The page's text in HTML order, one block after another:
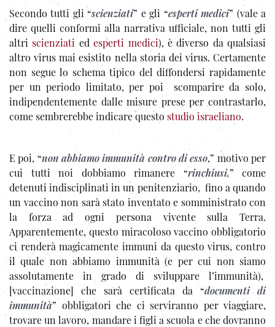
Secondo tutti gli “scienziati” e gli “esperti medici” (vale a
dire quelli conformi alla narrativa ufficiale, non tutti gli
altri scienziati edesperti medici), è diverso da qualsiasi
altro virus mai esistito nella storia dei virus. Certamente
non segue lo schema tipico del diffondersi rapidamente
per un periodo limitato, per poi scomparire da solo,
indipendentemente dalle misure prese per contrastarlo,
come sembrerebbe indicare questo studio israeliano.
E poi, “non abbiamo immunità contro di esso,” motivo per
cui tutti noi dobbiamo rimanere “rinchiusi,” come
detenuti indisciplinati in un penitenziario, fino a quando
un vaccino non sarà stato inventato e somministrato con
la forza ad ogni persona vivente sulla Terra.
Apparentemente, questo miracoloso vaccino obbligatorio
ci renderà magicamente immuni da questo virus, contro
il quale non abbiamo immunità (e per cui non siamo
assolutamente in grado di sviluppare l’immunità),
[vaccinazione] che sarà certificata da “documenti di
immunità” obbligatori che ci serviranno per viaggiare,
trovare un lavoro, mandare i figli a scuola e che dovranno